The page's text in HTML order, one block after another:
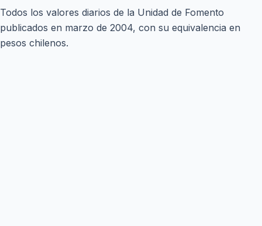
Todos los valores diarios de la Unidad de Fomento
publicados en marzo de 2004, con su equivalencia en
pesos chilenos.